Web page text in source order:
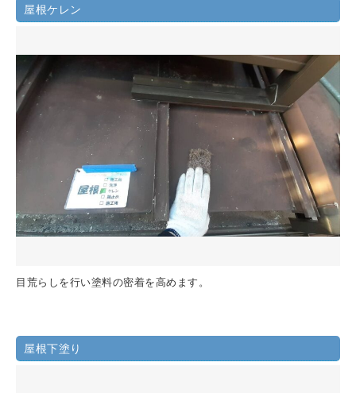
屋根ケレン
目荒らしを行い塗料の密着を高めます。
屋根下塗り